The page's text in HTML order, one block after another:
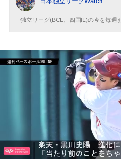
独立リーグ(BCL、四国IL)の今を毎週